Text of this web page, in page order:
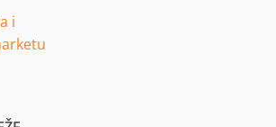
i